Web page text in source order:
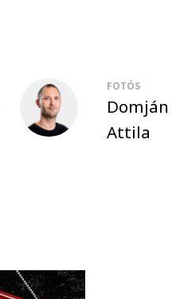
FOTÓS
Domján
Attila